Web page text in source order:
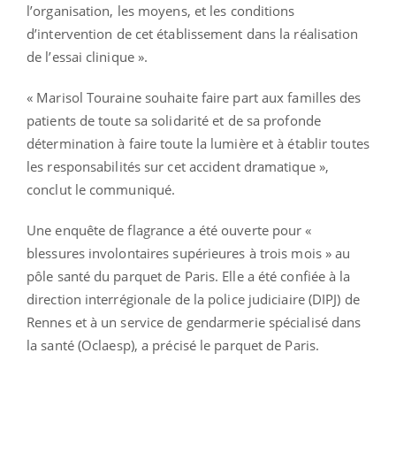
l’organisation, les moyens, et les conditions
d’intervention de cet établissement dans la réalisation
de l’essai clinique ».
« Marisol Touraine souhaite faire part aux familles des
patients de toute sa solidarité et de sa profonde
détermination à faire toute la lumière et à établir toutes
les responsabilités sur cet accident dramatique »,
conclut le communiqué.
Une enquête de flagrance a été ouverte pour «
blessures involontaires supérieures à trois mois » au
pôle santé du parquet de Paris. Elle a été confiée à la
direction interrégionale de la police judiciaire (DIPJ) de
Rennes et à un service de gendarmerie spécialisé dans
la santé (Oclaesp), a précisé le parquet de Paris.